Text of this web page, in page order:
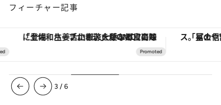
フィーチャー記事
「土佐和ハーブかき氷」がOMO7高知に登場！生姜、山椒、大葉など目にも舌にも涼を呼ぶ郷土の味
3 /6